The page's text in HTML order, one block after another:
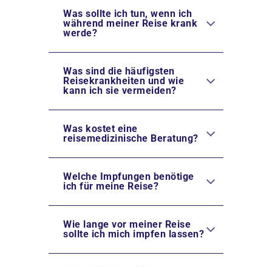
Was sollte ich tun, wenn ich
während meiner Reise krank
werde?
Was sind die häufigsten
Reisekrankheiten und wie
kann ich sie vermeiden?
Was kostet eine
reisemedizinische Beratung?
Welche Impfungen benötige
ich für meine Reise?
Wie lange vor meiner Reise
sollte ich mich impfen lassen?